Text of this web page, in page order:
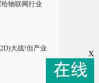
物联网行业
大战!但产业
X